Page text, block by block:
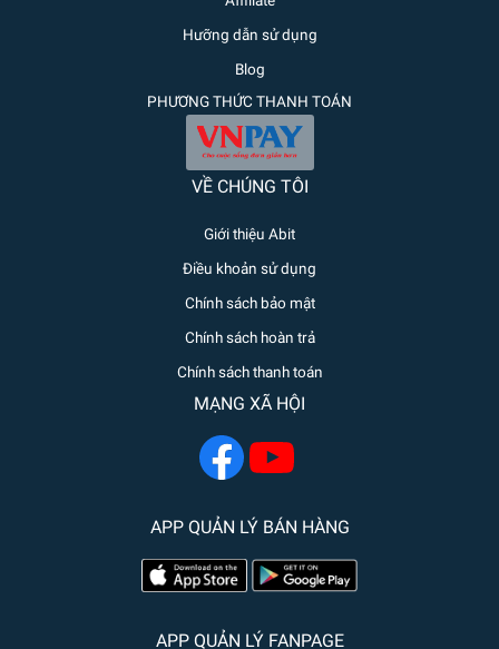
Hưỡng dẫn sử dụng
Blog
PHƯƠNG THỨC THANH TOÁN
VỀ CHÚNG TÔI
Giới thiệu Abit
Điều khoản sử dụng
Chính sách bảo mật
Chính sách hoàn trả
Chính sách thanh toán
MẠNG XÃ HỘI
APP QUẢN LÝ BÁN HÀNG
APP QUẢN LÝ FANPAGE